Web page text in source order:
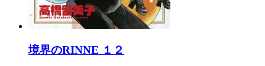
境界のRINNE １２